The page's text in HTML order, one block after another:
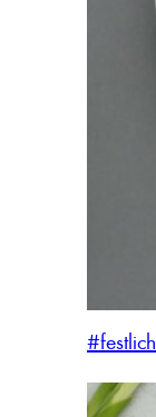
#festlich